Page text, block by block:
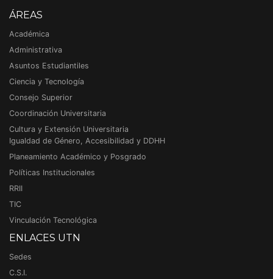
ÁREAS
Académica
Administrativa
Asuntos Estudiantiles
Ciencia y Tecnología
Consejo Superior
Coordinación Universitaria
Cultura y Extensión Universitaria
Igualdad de Género, Accesibilidad y DDHH
Planeamiento Académico y Posgrado
Políticas Institucionales
RRII
TIC
Vinculación Tecnológica
ENLACES UTN
Sedes
C.S.I.